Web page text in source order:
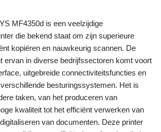
MF4350d is een veelzijdige
die bekend staat om zijn superieure
kopiëren en nauwkeurig scannen. De
ervan in diverse bedrijfssectoren komt voort
uitgebreide connectiviteitsfuncties en
besturingssystemen. Het is
taken, van het produceren van
kwaliteit tot het efficiënt verwerken van
van documenten. Deze printer